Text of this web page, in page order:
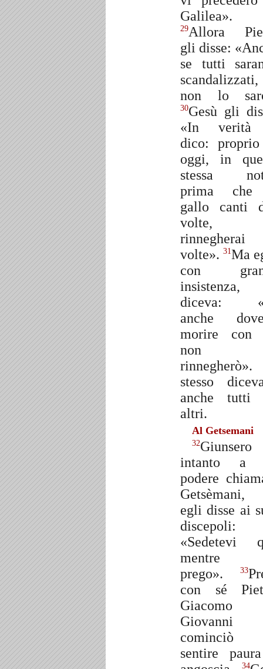
Galilea».
29Allora
gli disse:
se tutti
non lo
30Gesù gli
«In
dico:
oggi, in
stessa
prima
gallo canti
volte,
rinnegherai
volte». 31Ma
con
insistenza,
diceva:
anche
morire con
non
rinnegherò».
stesso
anche tutti
altri.
Al Getsemani
32Giunsero
intanto a
podere
Getsèmani,
egli disse ai
discepoli:
«Sedetevi
mentre
prego».
33
con sé
sentire
34